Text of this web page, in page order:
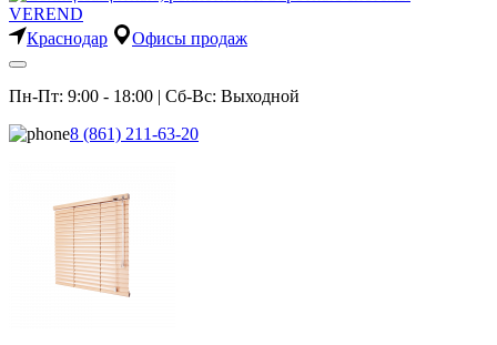
Краснодар Офисы продаж
Пн-Пт: 9:00 - 18:00 | Сб-Вс: Выходной
8 (861) 211-63-20